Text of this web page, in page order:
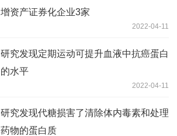
增资产证券化企业3家
2022-04-11
研究发现定期运动可提升血液中抗癌蛋白
的水平
2022-04-11
研究发现代糖损害了清除体内毒素和处理
药物的蛋白质